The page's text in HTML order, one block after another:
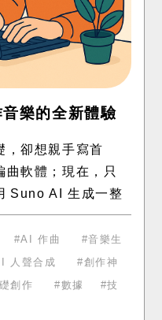
樂的全新體驗
，卻想親手寫首
曲軟體；現在，只
Suno AI 生成一整
，甚至人聲演唱。
做音樂」
AI 作曲
音樂生
人聲合成
創作神
創作 數據
技